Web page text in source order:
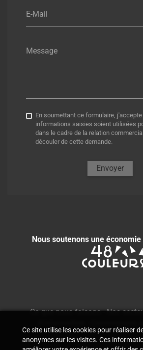
E-Mail
Message
En soumettant ce formulaire, j'accepte
informations saisies soient utilisées
dans le cadre de la relation
découler de cette demande.
Envoyer
Nous soutenons une
Ce que nous faisons-Nos
Ce site utilise les cookies pour réaliser
anonymes sur les visites. Ces